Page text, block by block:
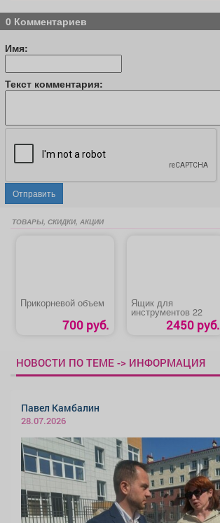
0 Комментариев
Имя:
Текст комментария:
Отправить
ТОВАРЫ, СКИДКИ, АКЦИИ
Прикорневой объем
700 руб.
Ящик для
инструментов 22
2450 руб.
НОВОСТИ ПО ТЕМЕ -> ИНФОРМАЦИЯ
Павел Камбалин
28.07.2026